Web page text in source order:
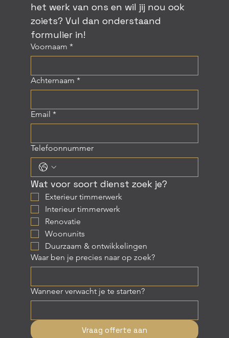
het werk van ons en wil jij nou ook
zoiets? Vul dan onderstaand
formulier in!
Voornaam *
Achternaam *
Email *
Telefoonnummer
Wat voor soort dienst zoek je?
Exterieur timmerwerk
Interieur timmerwerk
Renovatie
Woonunits
Duurzaam & ontwikkelingen
Waar ben je precies naar op zoek?
Wanneer verwacht je te starten?
Vraag offerte aan